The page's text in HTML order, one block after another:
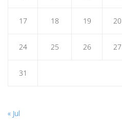
17 18 19 20
24 25 26 27
31
« Jul